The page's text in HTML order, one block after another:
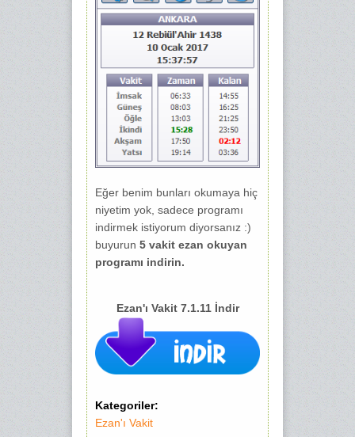
Eğer benim bunları okumaya hiç
niyetim yok, sadece programı
indirmek istiyorum diyorsanız :)
buyurun 5 vakit ezan okuyan
programı indirin.
Ezan'ı Vakit 7.1.11 İndir
Kategoriler:
Ezan'ı Vakit